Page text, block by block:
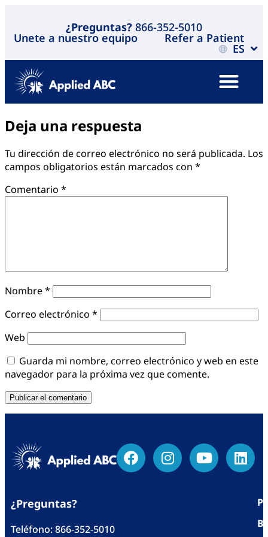
¿Preguntas? 866-352-5010
Unete a nuestro equipo Refer a Patient
ES
Deja una respuesta
Tu dirección de correo electrónico no será publicada. Los
campos obligatorios están marcados con *
Comentario *
Nombre*
Correo electrónico *
Web
Guarda mi nombre, correo electrónico y web en este
navegador para la próxima vez que comente.
¿Preguntas?
Teléfono:866-352-5010